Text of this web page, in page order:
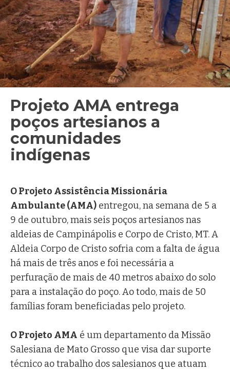
Projeto AMA entrega
poços artesianos a
comunidades
indígenas
O Projeto Assistência Missionária
Ambulante (AMA) entregou, na semana de 5 a
9 de outubro, mais seis poços artesianos nas
aldeias de Campinápolis e Corpo de Cristo, MT. A
Aldeia Corpo de Cristo sofria com a falta de água
há mais de três anos e foi necessária a
perfuração de mais de 40 metros abaixo do solo
para a instalação do poço. Ao todo, mais de 50
famílias foram beneficiadas pelo projeto.
O Projeto AMA é um departamento da Missão
Salesiana de Mato Grosso que visa dar suporte
técnico ao trabalho dos salesianos que atuam